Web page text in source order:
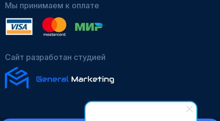
Мы принимаем к оплате
Сайт разработан студией